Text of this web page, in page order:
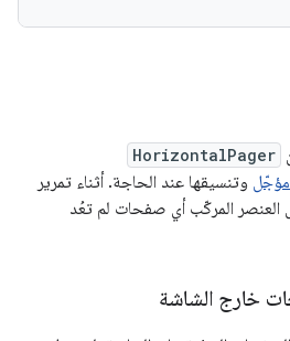
HorizontalPager
مؤجّل وتنسيقها عند الحاجة. أثناء تمرير
العنصر المركّب أي صفحات لم تعُد
خارج الشاشة